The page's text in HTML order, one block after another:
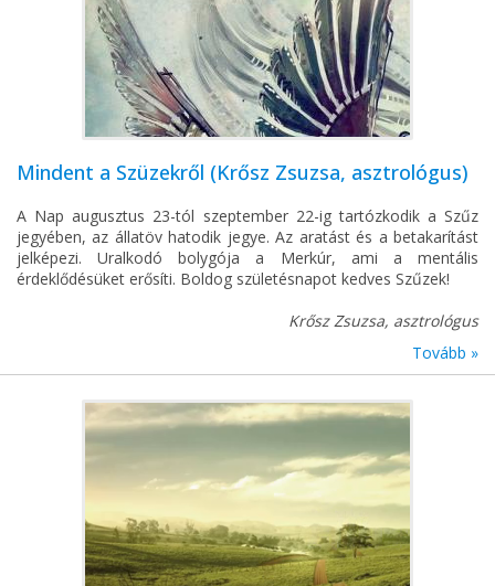
Mindent a Szüzekről (Krősz Zsuzsa, asztrológus)
A Nap augusztus 23-tól szeptember 22-ig tartózkodik a Szűz
jegyében, az állatöv hatodik jegye. Az aratást és a betakarítást
jelképezi. Uralkodó bolygója a Merkúr, ami a mentális
érdeklődésüket erősíti. Boldog születésnapot kedves Szűzek!
Krősz Zsuzsa, asztrológus
Tovább »